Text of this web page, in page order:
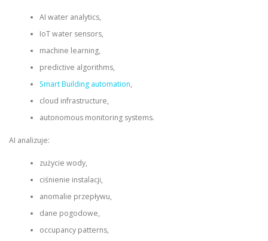
AI water analytics,
IoT water sensors,
machine learning,
predictive algorithms,
Smart Building automation,
cloud infrastructure,
autonomous monitoring systems.
AI analizuje:
zużycie wody,
ciśnienie instalacji,
anomalie przepływu,
dane pogodowe,
occupancy patterns,